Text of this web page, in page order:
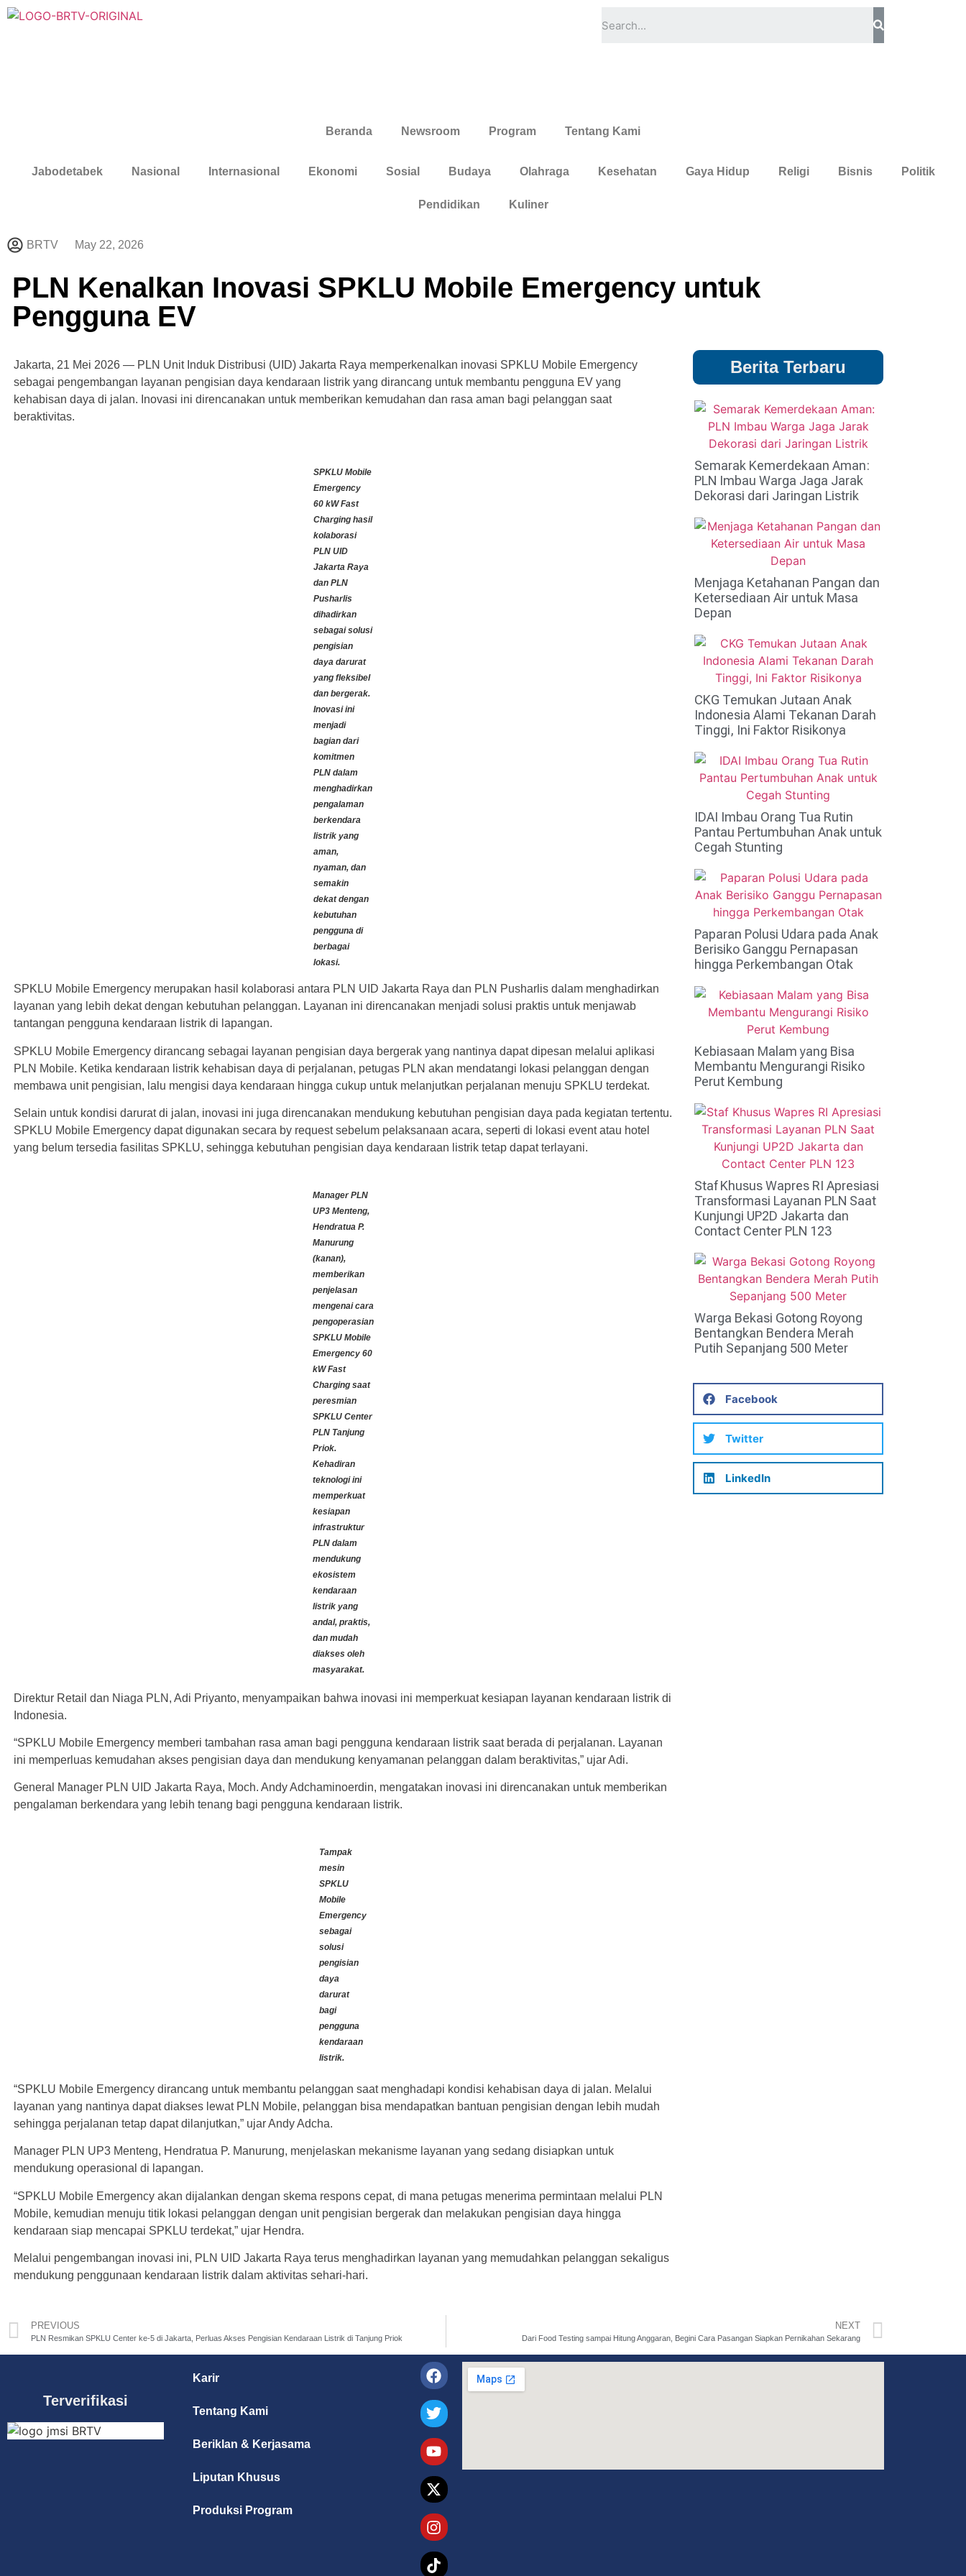
Beranda Newsroom Program Tentang Kami
Jabodetabek Nasional Internasional Ekonomi Sosial Budaya Olahraga Kesehatan Gaya Hidup Religi Bisnis Politik
Pendidikan Kuliner
BRTV May 22, 2026
PLN Kenalkan Inovasi SPKLU Mobile Emergency untuk
Pengguna EV
Jakarta, 21 Mei 2026 — PLN Unit Induk Distribusi (UID) Jakarta Raya memperkenalkan inovasi SPKLU Mobile Emergency
sebagai pengembangan layanan pengisian daya kendaraan listrik yang dirancang untuk membantu pengguna EV yang
kehabisan daya di jalan. Inovasi ini direncanakan untuk memberikan kemudahan dan rasa aman bagi pelanggan saat
beraktivitas.
SPKLU Mobile
Emergency
60 kW Fast
Charging hasil
kolaborasi
PLN UID
Jakarta Raya
dan PLN
Pusharlis
dihadirkan
sebagai solusi
pengisian
daya darurat
yang fleksibel
dan bergerak.
Inovasi ini
menjadi
bagian dari
komitmen
PLN dalam
menghadirkan
pengalaman
berkendara
listrik yang
aman,
nyaman, dan
semakin
dekat dengan
kebutuhan
pengguna di
berbagai
lokasi.
SPKLU Mobile Emergency merupakan hasil kolaborasi antara PLN UID Jakarta Raya dan PLN Pusharlis dalam menghadirkan
layanan yang lebih dekat dengan kebutuhan pelanggan. Layanan ini direncanakan menjadi solusi praktis untuk menjawab
tantangan pengguna kendaraan listrik di lapangan.
SPKLU Mobile Emergency dirancang sebagai layanan pengisian daya bergerak yang nantinya dapat dipesan melalui aplikasi
PLN Mobile. Ketika kendaraan listrik kehabisan daya di perjalanan, petugas PLN akan mendatangi lokasi pelanggan dengan
membawa unit pengisian, lalu mengisi daya kendaraan hingga cukup untuk melanjutkan perjalanan menuju SPKLU terdekat.
Selain untuk kondisi darurat di jalan, inovasi ini juga direncanakan mendukung kebutuhan pengisian daya pada kegiatan tertentu.
SPKLU Mobile Emergency dapat digunakan secara by request sebelum pelaksanaan acara, seperti di lokasi event atau hotel
yang belum tersedia fasilitas SPKLU, sehingga kebutuhan pengisian daya kendaraan listrik tetap dapat terlayani.
Manager PLN
UP3 Menteng,
Hendratua P.
Manurung
(kanan),
memberikan
penjelasan
mengenai cara
pengoperasian
SPKLU Mobile
Emergency 60
kW Fast
Charging saat
peresmian
SPKLU Center
PLN Tanjung
Priok.
Kehadiran
teknologi ini
memperkuat
kesiapan
infrastruktur
PLN dalam
mendukung
ekosistem
kendaraan
listrik yang
andal, praktis,
dan mudah
diakses oleh
masyarakat.
Direktur Retail dan Niaga PLN, Adi Priyanto, menyampaikan bahwa inovasi ini memperkuat kesiapan layanan kendaraan listrik di
Indonesia.
“SPKLU Mobile Emergency memberi tambahan rasa aman bagi pengguna kendaraan listrik saat berada di perjalanan. Layanan
ini memperluas kemudahan akses pengisian daya dan mendukung kenyamanan pelanggan dalam beraktivitas,” ujar Adi.
General Manager PLN UID Jakarta Raya, Moch. Andy Adchaminoerdin, mengatakan inovasi ini direncanakan untuk memberikan
pengalaman berkendara yang lebih tenang bagi pengguna kendaraan listrik.
Tampak
mesin
SPKLU
Mobile
Emergency
sebagai
solusi
pengisian
daya
darurat
bagi
pengguna
kendaraan
listrik.
“SPKLU Mobile Emergency dirancang untuk membantu pelanggan saat menghadapi kondisi kehabisan daya di jalan. Melalui
layanan yang nantinya dapat diakses lewat PLN Mobile, pelanggan bisa mendapatkan bantuan pengisian dengan lebih mudah
sehingga perjalanan tetap dapat dilanjutkan,” ujar Andy Adcha.
Manager PLN UP3 Menteng, Hendratua P. Manurung, menjelaskan mekanisme layanan yang sedang disiapkan untuk
mendukung operasional di lapangan.
“SPKLU Mobile Emergency akan dijalankan dengan skema respons cepat, di mana petugas menerima permintaan melalui PLN
Mobile, kemudian menuju titik lokasi pelanggan dengan unit pengisian bergerak dan melakukan pengisian daya hingga
kendaraan siap mencapai SPKLU terdekat,” ujar Hendra.
Melalui pengembangan inovasi ini, PLN UID Jakarta Raya terus menghadirkan layanan yang memudahkan pelanggan sekaligus
mendukung penggunaan kendaraan listrik dalam aktivitas sehari-hari.
Berita Terbaru
Semarak Kemerdekaan Aman:
PLN Imbau Warga Jaga Jarak
Dekorasi dari Jaringan Listrik
Menjaga Ketahanan Pangan dan
Ketersediaan Air untuk Masa
Depan
CKG Temukan Jutaan Anak
Indonesia Alami Tekanan Darah
Tinggi, Ini Faktor Risikonya
IDAI Imbau Orang Tua Rutin
Pantau Pertumbuhan Anak untuk
Cegah Stunting
Paparan Polusi Udara pada Anak
Berisiko Ganggu Pernapasan
hingga Perkembangan Otak
Kebiasaan Malam yang Bisa
Membantu Mengurangi Risiko
Perut Kembung
Staf Khusus Wapres RI Apresiasi
Transformasi Layanan PLN Saat
Kunjungi UP2D Jakarta dan
Contact Center PLN 123
Warga Bekasi Gotong Royong
Bentangkan Bendera Merah
Putih Sepanjang 500 Meter
Facebook
Twitter
LinkedIn
PREVIOUS
PLN Resmikan SPKLU Center ke-5 di Jakarta, Perluas Akses Pengisian Kendaraan Listrik di Tanjung Priok
NEXT
Dari Food Testing sampai Hitung Anggaran, Begini Cara Pasangan Siapkan Pernikahan Sekarang
Terverifikasi
Karir
Tentang Kami
Beriklan & Kerjasama
Liputan Khusus
Produksi Program